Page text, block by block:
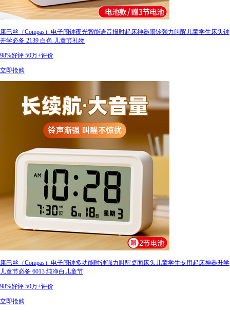
康巴丝（Compas）电子闹钟夜光智能语音报时起床神器闹铃强力叫醒儿童学生床头钟
开学必备 2139 白色 儿童节礼物
98%好评 50万+评价
立即抢购
康巴丝（Compas）电子闹钟多功能时钟强力叫醒桌面床头儿童学生专用起床神器升学
儿童节必备 6013 纯净白儿童节
98%好评 50万+评价
立即抢购